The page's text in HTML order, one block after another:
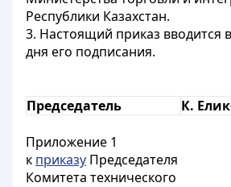
Республики Казахстан.
3. Настоящий приказ вводится
дня его подписания.
Председатель К.
Приложение 1
к приказу Председателя
Комитета технического